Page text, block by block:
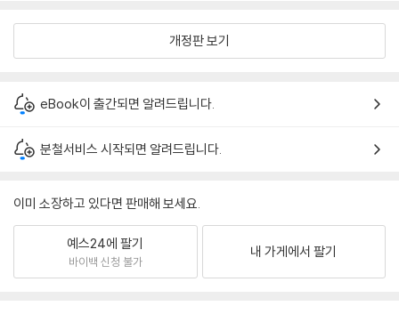
개정판 보기
eBook이 출간되면 알려드립니다.
분철서비스 시작되면 알려드립니다.
이미 소장하고 있다면 판매해 보세요.
예스24에 팔기
바이백 신청 불가
내 가게에서 팔기